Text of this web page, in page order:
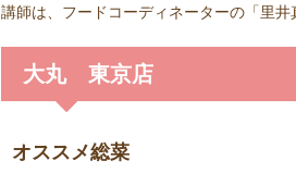
講師は、フードコーディネーターの「里井
大丸 東京店
オススメ総菜